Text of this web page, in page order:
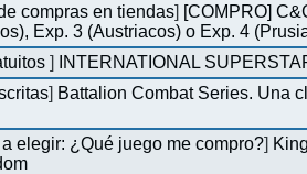
compras en tiendas] [COMPRO]
Exp. 3 (Austriacos) o Exp. 4
]
INTERNATIONAL
] Battalion Combat Series. Una
elegir: ¿Qué juego me compro?]